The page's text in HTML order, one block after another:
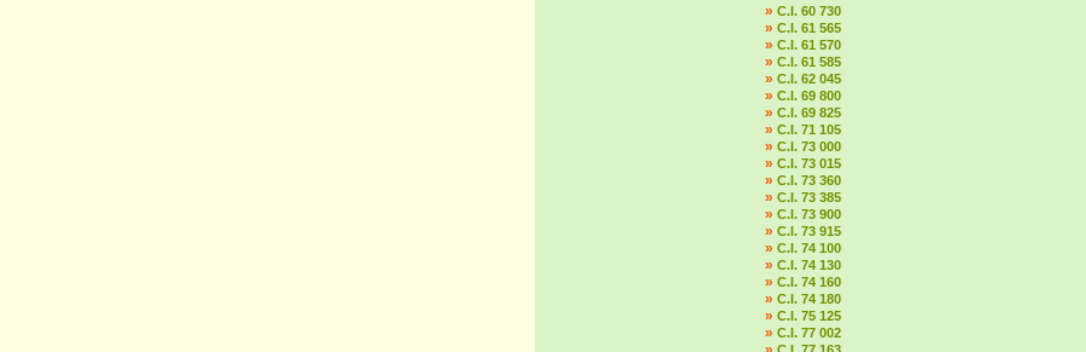
» C.I. 60 730
» C.I. 61 565
» C.I. 61 570
» C.I. 61 585
» C.I. 62 045
» C.I. 69 800
» C.I. 69 825
» C.I. 71 105
» C.I. 73 000
» C.I. 73 015
» C.I. 73 360
» C.I. 73 385
» C.I. 73 900
» C.I. 73 915
» C.I. 74 100
» C.I. 74 130
» C.I. 74 160
» C.I. 74 180
» C.I. 75 125
» C.I. 77 002